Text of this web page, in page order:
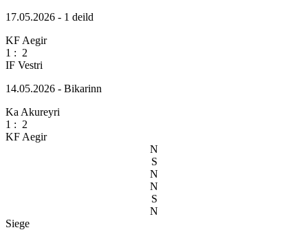
17.05.2026 - 1 deild
KF Aegir
1 : 2
IF Vestri
14.05.2026 - Bikarinn
Ka Akureyri
1 : 2
KF Aegir
N
S
N
N
S
N
Siege